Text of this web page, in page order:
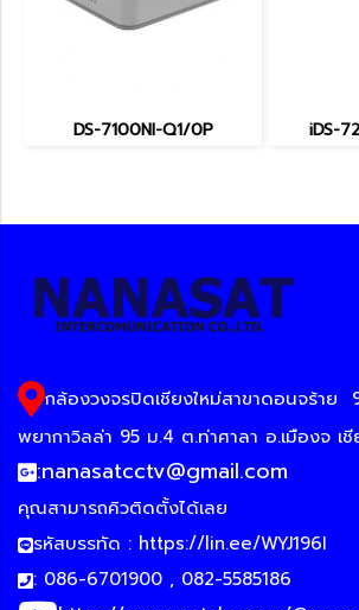
DS-7100NI-Q1/0P iDS-
กล้องวงจรปิดเชียงใหม่สาขาดอนจร้าย
พยากาวิลล่า 95 ม.4 ต.ท่าศาลา อ.เมืองจ เ
:nanasatcctv@gmail.com
คุณสามารถคิวติดตั้งได้เลย
รหัสบรรทัด : https://lin.ee/WYJ196I
: 086-6701900 , 082-5585186